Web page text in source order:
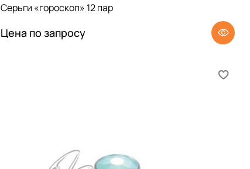
Серьги «гороскоп» 12 пар
Цена по запросу